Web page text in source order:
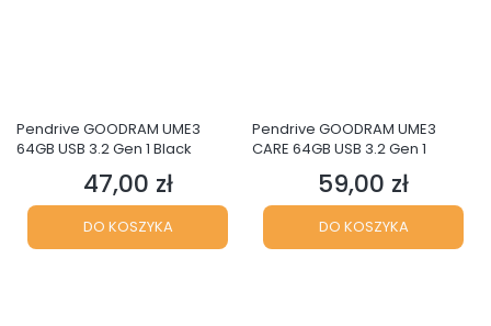
Pendrive GOODRAM UME3
64GB USB 3.2 Gen 1 Black
Cena
47,00 zł
DO KOSZYKA
Pendrive GOODRAM UME3
CARE 64GB USB 3.2 Gen 1
Cena
59,00 zł
DO KOSZYKA